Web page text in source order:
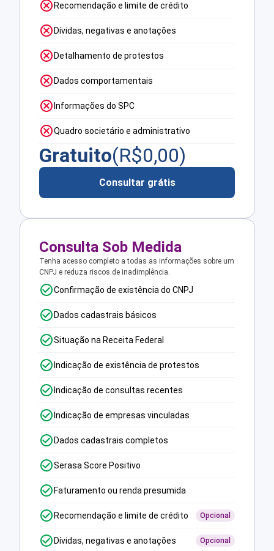
Recomendação e limite de crédito
Dívidas, negativas e anotações
Detalhamento de protestos
Dados comportamentais
Informações do SPC
Quadro societário e administrativo
Gratuito(R$0,00)
Consultar grátis
Consulta Sob Medida
Tenha acesso completo a todas as informações sobre um
CNPJ e reduza riscos de inadimplência.
Confirmação de existência do CNPJ
Dados cadastrais básicos
Situação na Receita Federal
Indicação de existência de protestos
Indicação de consultas recentes
Indicação de empresas vinculadas
Dados cadastrais completos
Serasa Score Positivo
Faturamento ou renda presumida
Recomendação e limite de crédito Opcional
Dívidas, negativas e anotações Opcional